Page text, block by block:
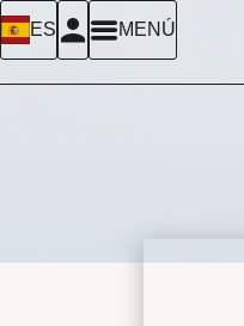
ES MENÚ